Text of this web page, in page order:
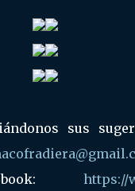
sus
https://